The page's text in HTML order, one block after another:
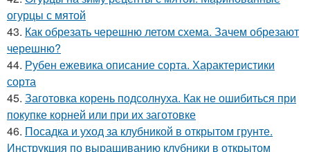
огурцы с мятой
43. Как обрезать черешню летом схема. Зачем обрезают
черешню?
44. Рубен ежевика описание сорта. Характеристики
сорта
45. Заготовка корень подсолнуха. Как не ошибиться при
покупке корней или при их заготовке
46. Посадка и уход за клубникой в открытом грунте.
Инструкция по выращиванию клубники в открытом